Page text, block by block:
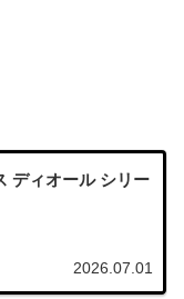
ディオール シリー
2026.07.01